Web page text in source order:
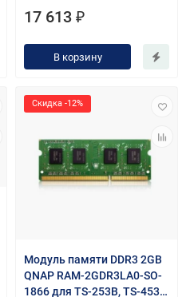
17 613 ₽
В корзину
Скидка -12%
Модуль памяти DDR3 2GB
QNAP RAM-2GDR3LA0-SO-
1866 для TS-253B, TS-453B,